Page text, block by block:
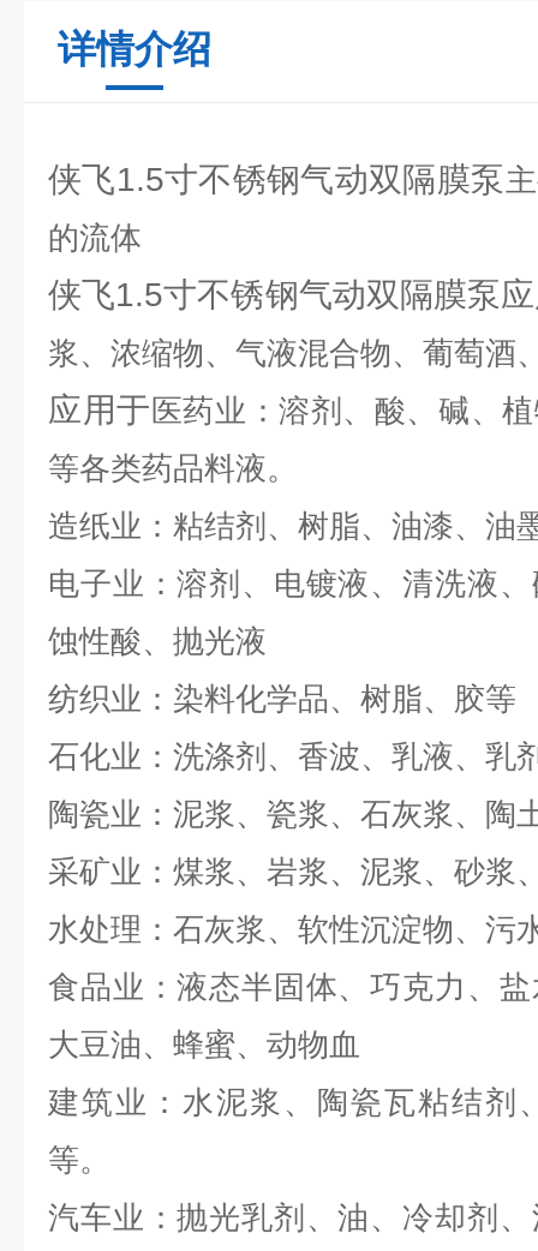
详情介绍
侠飞1.5寸不锈钢气动双隔膜泵
的流体
侠飞1.5寸不锈钢气动双隔膜泵
浆、浓缩物、气液混合物、葡萄酒
应用于医药业：溶剂、酸、碱、
等各类药品料液。
造纸业：粘结剂、树脂、油漆、油
电子业：溶剂、电镀液、清洗液
蚀性酸、抛光液
纺织业：染料化学品、树脂、胶等
石化业：洗涤剂、香波、乳液、乳
陶瓷业：泥浆、瓷浆、石灰浆、陶
采矿业：煤浆、岩浆、泥浆、砂浆
水处理：石灰浆、软性沉淀物、污
食品业：液态半固体、巧克力、
大豆油、蜂蜜、动物血
建筑业：水泥浆、陶瓷瓦粘结剂
等。
汽车业：抛光乳剂、油、冷却剂